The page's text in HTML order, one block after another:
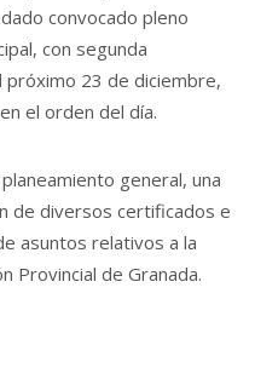
convocado pleno
con segunda
próximo 23 de diciembre,
el orden del día.
general, una
de diversos certificados e
asuntos relativos a la
Provincial de Granada.